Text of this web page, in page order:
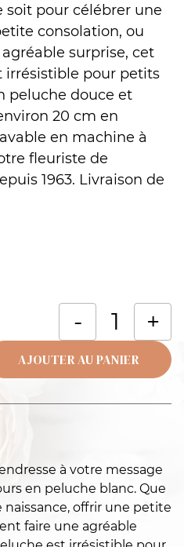
à votre message
en peluche blanc. Que
offrir une petite
faire une agréable
soit pour célébrer une
consolation, ou
surprise, cet
irrésistible pour petits
peluche douce et
20 cm en
en machine à
fleuriste de
1963. Livraison de
- +
AJOUTER AU PANIER